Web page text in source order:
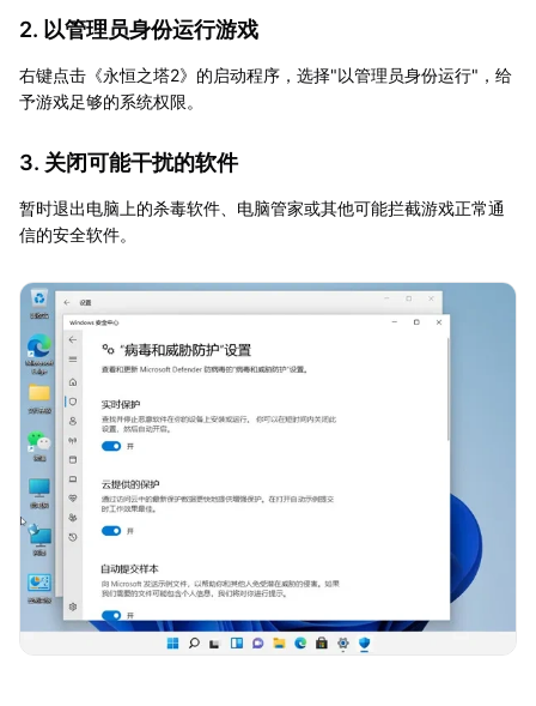
2. 以管理员身份运行游戏
右键点击《永恒之塔2》的启动程序，选择"以管理员身份运行"，给
予游戏足够的系统权限。
3. 关闭可能干扰的软件
暂时退出电脑上的杀毒软件、电脑管家或其他可能拦截游戏正常通
信的安全软件。